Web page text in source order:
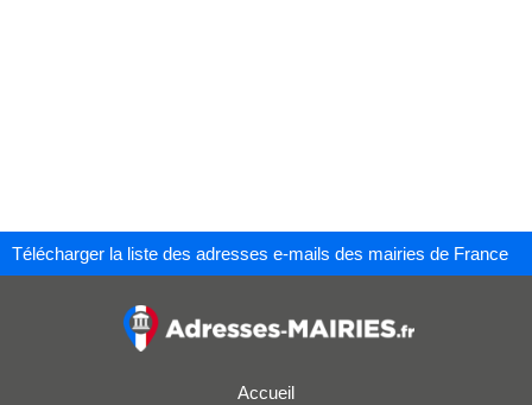
Télécharger la liste des adresses e-mails des mairies de France
Accueil